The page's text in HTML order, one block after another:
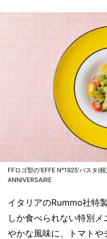
FFロゴ型の'EFFE N°1925'パスタ(
ANNIVERSAIRE
イタリアのRummo社特
しか食べられない特別
やかな風味に、トマトや